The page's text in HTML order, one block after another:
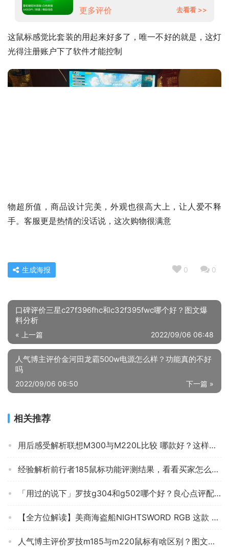
更多评价 去看看 >>
这鼠标感觉比套装的用起来好多了，唯一不好的就是，这灯
光得注册账户下了软件才能控制
物超所值，商品设计完美，外观也很高大上，让人爱不释
手。客服更是热情的没话说，这次购物很满意
0 0
生成海报
口碑评价三星c27f396fhc和c32f395fwc哪个好？图文爆
料分析
« 上一篇 2022/09/06 06:48
人气博主评价金河田龙霸500w电源怎么样？功能真的不好
吗
下一篇 »
2022/09/06 06:50
相关推荐
用后感受解析联想M300与M220L比较 哪款好？这样选不盲目
经验解析前行者185鼠标功能评测结果，看看买家怎么样评价的
「用过的说下」罗技g304和g502哪个好？良心点评配置区别
【全方位解读】美商海盗船NIGHTSWORD RGB 这款 鼠标质量怎么样？优劣分析评测结果！
人气博主评价罗技m185与m220鼠标有啥区别？图文爆料分析